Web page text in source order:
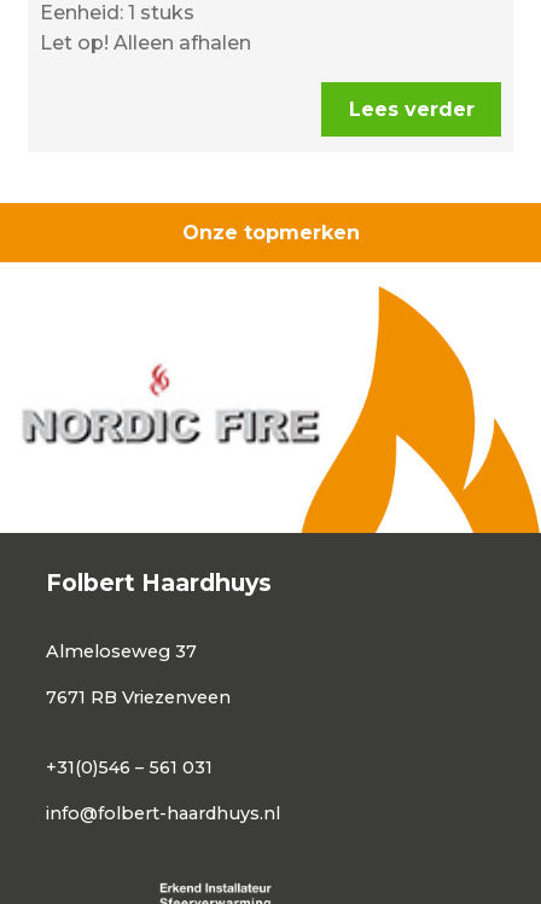
Eenheid: 1 stuks
Let op! Alleen afhalen
Lees verder
Onze topmerken
Folbert Haardhuys
Almeloseweg 37
7671 RB Vriezenveen
+31(0)546 – 561 031
info@folbert-haardhuys.nl